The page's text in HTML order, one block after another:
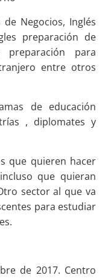
Negocios, Inglés
preparación de
preparación para
entre otros
de educación
, diplomates y
que quieren hacer
que quieran
sector al que va
para estudiar
de 2017. Centro